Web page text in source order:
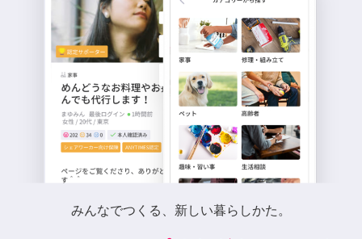
みんなでつくる、新しい暮らしかた。